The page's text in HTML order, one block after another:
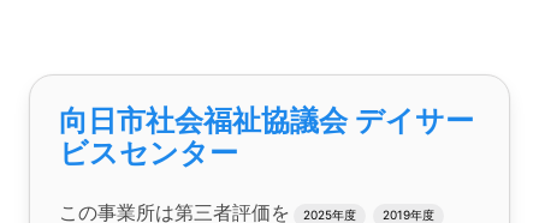
向日市社会福祉協議会 デイサー
ビスセンター
この事業所は第三者評価を 2025年度 2019年度